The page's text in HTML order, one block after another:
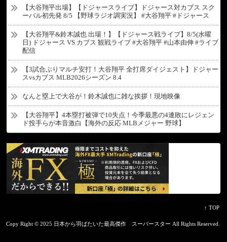
【大谷翔平出場】【ドジャースライブ】ドジャース対カブス スク
ーバル初先発 8/5 【野球ラジオ調実況】 #大谷翔平 #ドジャース
【大谷翔平&鈴木誠也 出場！】【ドジャース戦ライブ】8/5(水曜
日) ドジャース VS カブス 観戦ライブ #大谷翔平 #山本由伸 #ライブ
配信
【3試合ぶりマルチ安打！大谷翔平 全打席ダイジェスト】ドジャー
スvsカブス MLB2026シーズン 8.4
なんと塁上で大谷が！鈴木誠也に雑な挨拶！現地映像
【大谷翔平】4本塁打被弾で10失点！今季最悪の4連敗にレジェン
ド投手らが本音激白【海外の反応 MLBメジャー 野球】
↑ TOP
Copy Right © 2025 日本から羽ばたいた最高傑作 スーパースター All Rights Reserved.